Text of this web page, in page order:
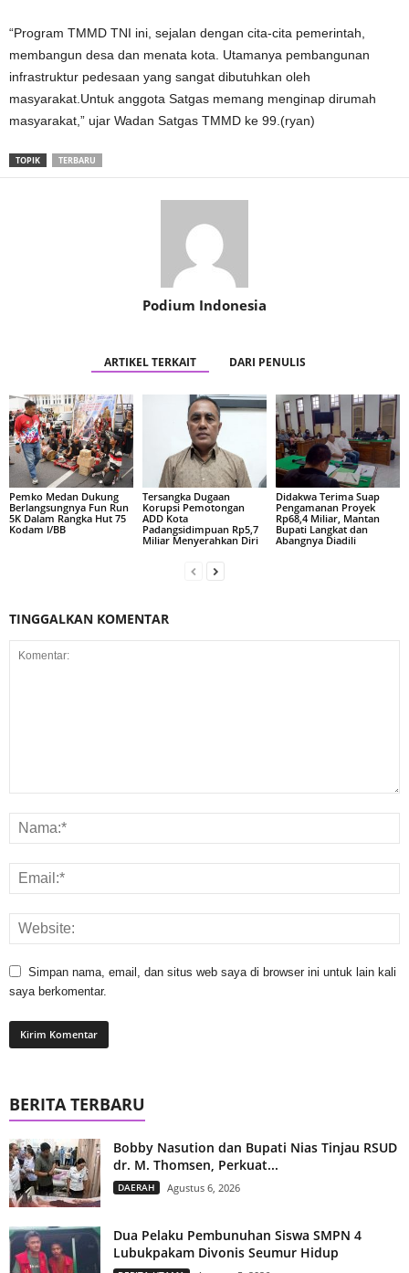
“Program TMMD TNI ini, sejalan dengan cita-cita pemerintah,
membangun desa dan menata kota. Utamanya pembangunan
infrastruktur pedesaan yang sangat dibutuhkan oleh
masyarakat.Untuk anggota Satgas memang menginap dirumah
masyarakat,” ujar Wadan Satgas TMMD ke 99.(ryan)
TOPIK TERBARU
Podium Indonesia
ARTIKEL TERKAIT DARI PENULIS
Pemko Medan Dukung
Berlangsungnya Fun Run
5K Dalam Rangka Hut 75
Kodam I/BB
Tersangka Dugaan
Korupsi Pemotongan
ADD Kota
Padangsidimpuan Rp5,7
Miliar Menyerahkan Diri
Didakwa Terima Suap
Pengamanan Proyek
Rp68,4 Miliar, Mantan
Bupati Langkat dan
Abangnya Diadili
TINGGALKAN KOMENTAR
Simpan nama, email, dan situs web saya di browser ini untuk lain kali
saya berkomentar.
BERITA TERBARU
Bobby Nasution dan Bupati Nias Tinjau RSUD
dr. M. Thomsen, Perkuat...
DAERAH Agustus 6, 2026
Dua Pelaku Pembunuhan Siswa SMPN 4
Lubukpakam Divonis Seumur Hidup